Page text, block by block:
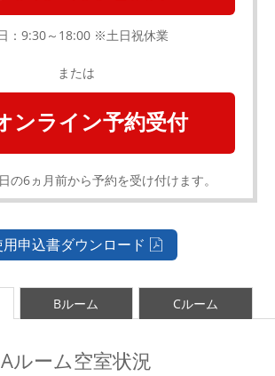
：9:30～18:00 ※土日祝休業
または
ンライン予約受付
の6ヵ月前から予約を受け付けます。
用申込書ダウンロード
Bルーム Cルーム
Aルーム空室状況